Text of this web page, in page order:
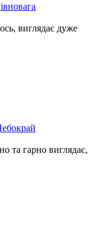
виглядає дуже
та гарно виглядає,